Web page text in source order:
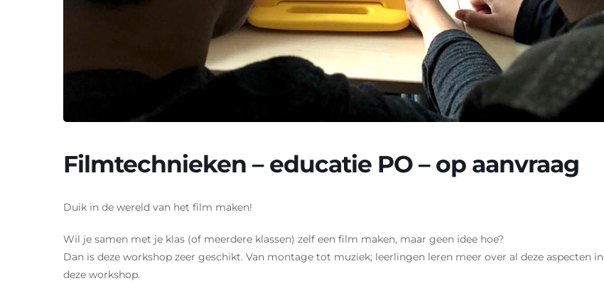
Filmtechnieken – educatie PO – op aanvraag
Duik in de wereld van het film maken!
Wil je samen met je klas (of meerdere klassen) zelf een film maken, maar geen idee hoe?
Dan is deze workshop zeer geschikt. Van montage tot muziek; leerlingen leren meer over al deze aspecten in
deze workshop.